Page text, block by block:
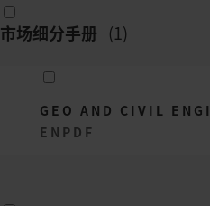
市场细分手册 (1)
GEO AND CIVIL
EN PDF